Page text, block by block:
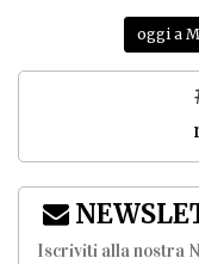
oggi a
Iscriviti alla nostra